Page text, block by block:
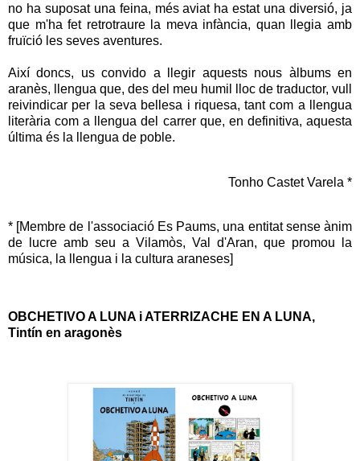
no ha suposat una feina, més aviat ha estat una diversió, ja
que m'ha fet retrotraure la meva infància, quan llegia amb
fruïció les seves aventures.
Així doncs, us convido a llegir aquests nous àlbums en
aranès, llengua que, des del meu humil lloc de traductor, vull
reivindicar per la seva bellesa i riquesa, tant com a llengua
literària com a llengua del carrer que, en definitiva, aquesta
última és la llengua de poble.
Tonho Castet Varela *
* [Membre de l'associació Es Paums, una entitat sense ànim
de lucre amb seu a Vilamòs, Val d'Aran, que promou la
música, la llengua i la cultura araneses]
OBCHETIVO A LUNA i ATERRIZACHE EN A LUNA,
Tintín en aragonès